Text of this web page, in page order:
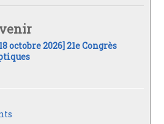
octobre 2026] 21e Congrès